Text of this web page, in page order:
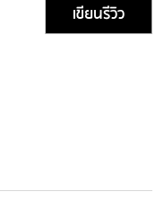
เขียนรีวิว